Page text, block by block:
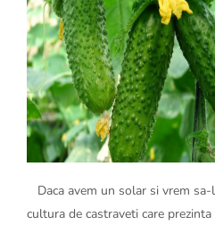
Daca avem un solar si vrem
cultura de castraveti care